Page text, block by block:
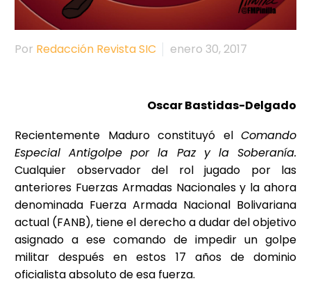
Por Redacción Revista SIC enero 30, 2017
Oscar Bastidas-Delgado
Recientemente Maduro constituyó el Comando
Especial Antigolpe por la Paz y la Soberanía.
Cualquier observador del rol jugado por las
anteriores Fuerzas Armadas Nacionales y la ahora
denominada Fuerza Armada Nacional Bolivariana
actual (FANB), tiene el derecho a dudar del objetivo
asignado a ese comando de impedir un golpe
militar después en estos 17 años de dominio
oficialista absoluto de esa fuerza.